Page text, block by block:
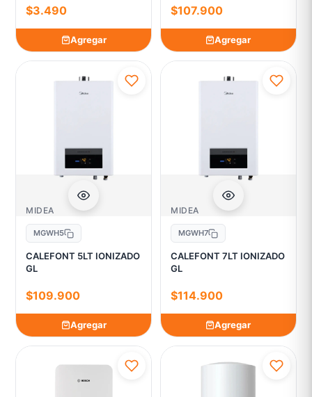
$3.490
Agregar
$107.900
Agregar
MIDEA
MGWH5
CALEFONT 5LT IONIZADO
GL
$109.900
Agregar
MIDEA
MGWH7
CALEFONT 7LT IONIZADO
GL
$114.900
Agregar